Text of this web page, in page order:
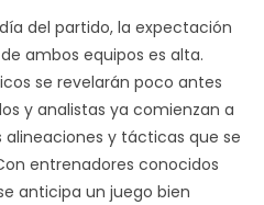
del partido, la expectación
ambos equipos es alta.
se revelarán poco antes
y analistas ya comienzan a
alineaciones y tácticas que se
entrenadores conocidos
anticipa un juego bien